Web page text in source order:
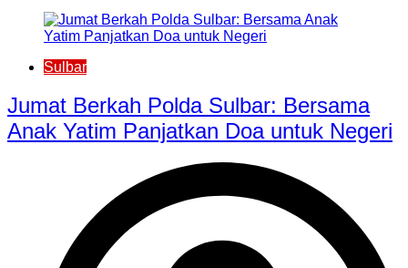
Sulbar
Jumat Berkah Polda Sulbar: Bersama
Anak Yatim Panjatkan Doa untuk Negeri